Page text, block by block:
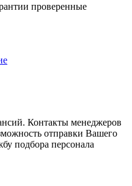
проверенные
Контакты менеджеров
отправки Вашего
подбора персонала